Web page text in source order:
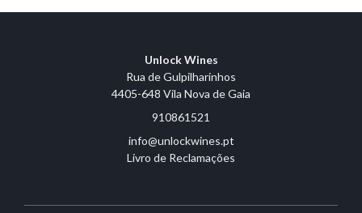
Unlock Wines
Rua de Gulpilharinhos
4405-648 Vila Nova de Gaia
910861521
info@unlockwines.pt
Livro de Reclamações